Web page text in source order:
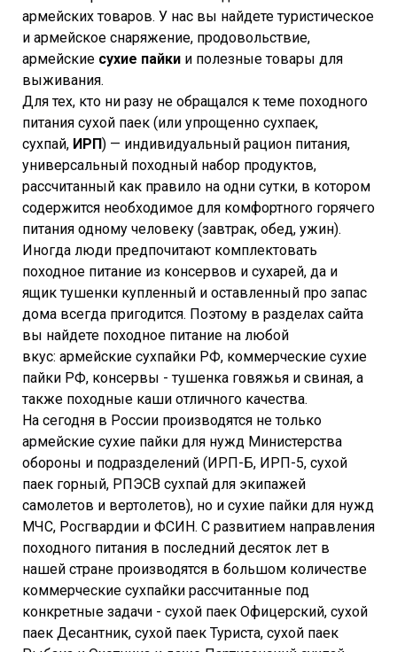
армейских товаров. У нас вы найдете туристическое
и армейское снаряжение, продовольствие,
армейские сухие пайки и полезные товары для
выживания.
Для тех, кто ни разу не обращался к теме походного
питания сухой паек (или упрощенно сухпаек,
сухпай, ИРП) — индивидуальный рацион питания,
универсальный походный набор продуктов,
рассчитанный как правило на одни сутки, в котором
содержится необходимое для комфортного горячего
питания одному человеку (завтрак, обед, ужин).
Иногда люди предпочитают комплектовать
походное питание из консервов и сухарей, да и
ящик тушенки купленный и оставленный про запас
дома всегда пригодится. Поэтому в разделах сайта
вы найдете походное питание на любой
вкус: армейские сухпайки РФ, коммерческие сухие
пайки РФ, консервы - тушенка говяжья и свиная, а
также походные каши отличного качества.
На сегодня в России производятся не только
армейские сухие пайки для нужд Министерства
обороны и подразделений (ИРП-Б, ИРП-5, сухой
паек горный, РПЭСВ сухпай для экипажей
самолетов и вертолетов), но и сухие пайки для нужд
МЧС, Росгвардии и ФСИН. С развитием направления
походного питания в последний десяток лет в
нашей стране производятся в большом количестве
коммерческие сухпайки рассчитанные под
конкретные задачи - сухой паек Офицерский, сухой
паек Десантник, сухой паек Туриста, сухой паек